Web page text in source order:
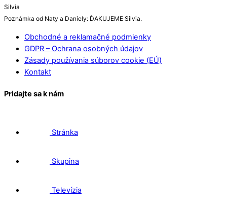
Silvia
Poznámka od Naty a Daniely: ĎAKUJEME Silvia.
Obchodné a reklamačné podmienky
GDPR – Ochrana osobných údajov
Zásady používania súborov cookie (EÚ)
Kontakt
Pridajte sa k nám
Stránka
Skupina
Televízia